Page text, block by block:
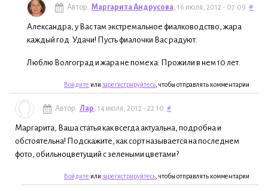
Автор: Маргарита Андрусова, 16 июля, 2012 - 07:09 #
Александра, у Вас там экстремальное фиалководство, жара
каждый год. Удачи! Пусть фиалочки Вас радуют.
Люблю Волгоград и жара не помеха. Прожили в нем 10 лет.
Войдите или зарегистрируйтесь , чтобы отправлять комментарии
Автор: Лар, 14 июля, 2012 - 22:10 #
Маргарита, Ваша статья как всегда актуальна, подробна и
обстоятельна! Подскажите, как сорт называется на последнем
фото, обильноцветущий с зелеными цветами?
Войдите или зарегистрируйтесь , чтобы отправлять комментарии